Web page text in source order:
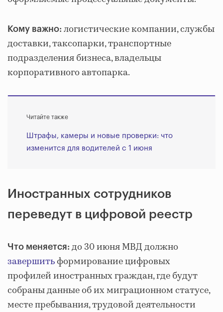
Кому важно: логистические компании, службы
доставки, таксопарки, транспортные
подразделения бизнеса, владельцы
корпоративного автопарка.
Читайте также
Штрафы, камеры и новые проверки: что
изменится для водителей с 1 июня
Иностранных сотрудников
переведут в цифровой реестр
Что меняется: до 30 июня МВД должно
завершитьформирование цифровых
профилей иностранных граждан, где будут
собраны данные об их миграционном статусе,
месте пребывания, трудовой деятельности